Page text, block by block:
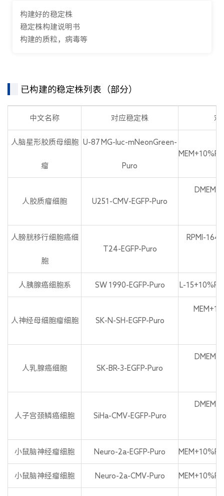
构建好的稳定株
稳定株构建说明书
构建的质粒，病毒等
已构建的稳定株列表（部分）
中文名称 对应稳定株 对
人脑星形胶质母细胞
瘤
U-87 MG-luc-mNeonGreen-
Puro
人胶质瘤细胞 U251-CMV-EGFP-Puro
人膀胱移行细胞癌细
胞
T24-EGFP-Puro
RPMI-
人胰腺癌细胞系 SW 1990-EGFP-Puro L-
人神经母细胞瘤细胞 SK-N-SH-EGFP-Puro
人乳腺癌细胞 SK-BR-3-EGFP-Puro
人子宫颈鳞癌细胞 SiHa-CMV-EGFP-Puro
小鼠脑神经瘤细胞 Neuro-2a-EGFP-Puro
小鼠脑神经瘤细胞 Neuro-2a-CMV-Puro